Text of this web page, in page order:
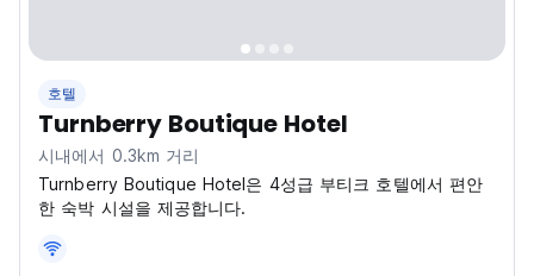
호텔
Turnberry Boutique Hotel
시내에서 0.3km 거리
Turnberry Boutique Hotel은 4성급 부티크 호텔에서 편안
한 숙박 시설을 제공합니다.